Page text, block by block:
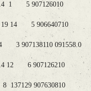
1 5 907126010
14 5 906640710
907138110 091558.0
12 6 907126210
907630810